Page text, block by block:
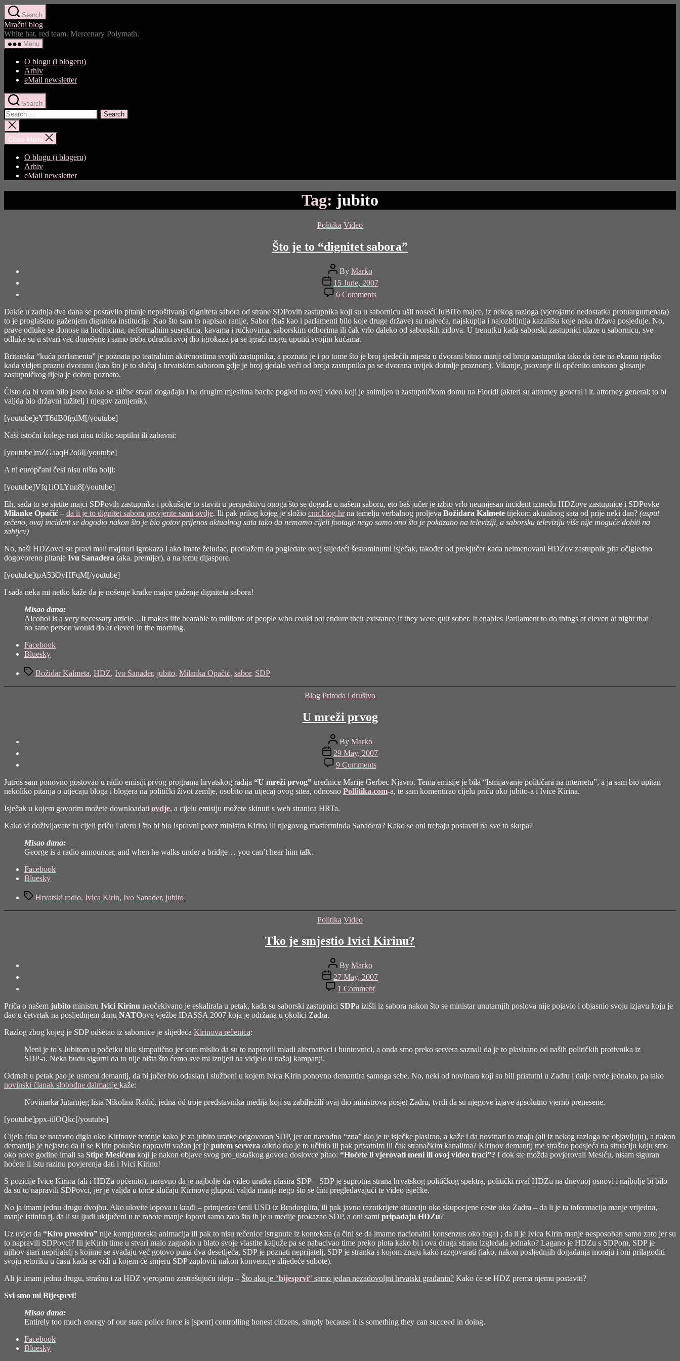
Skip
to
the
content
Search
Mračni blog
White hat, red team. Mercenary Polymath.
Menu
O blogu (i blogeru)
Arhiv
eMail newsletter
Search
Search
for:
Close
search
Close Menu
O blogu (i blogeru)
Arhiv
eMail newsletter
Tag: jubito
Categories
Politika Video
Što je to “dignitet sabora”
Post
author
By Marko
Post
date
15 June, 2007
6 Commentson
Što
je
to
“dignitet
Dakle u zadnja dva dana se postavilo pitanje nepoštivanja digniteta sabora od strane SDPovih zastupnika koji su u sabornicu ušli noseći JuBiTo majce, iz nekog razloga (vjerojatno nedostatka protuargumenata)
to je proglašeno gaženjem digniteta institucije. Kao što sam to napisao ranije, Sabor (baš kao i parlamenti bilo koje druge države) su najveća, najskuplja i najozbiljnija kazališta koje neka država posjeduje. No,
prave odluke se donose na hodnicima, neformalnim susretima, kavama i ručkovima, saborskim odborima ili čak vrlo daleko od saborskih zidova. U trenutku kada saborski zastupnici ulaze u sabornicu, sve
odluke su u stvari već donešene i samo treba odraditi svoj dio igrokaza pa se igrači mogu uputiti svojim kućama.
Britanska “kuća parlamenta” je poznata po teatralnim aktivnostima svojih zastupnika, a poznata je i po tome što je broj sjedećih mjesta u dvorani bitno manji od broja zastupnika tako da ćete na ekranu rijetko
kada vidjeti praznu dvoranu (kao što je to slučaj s hrvatskim saborom gdje je broj sjedala veći od broja zastupnika pa se dvorana uvijek doimlje praznom). Vikanje, psovanje ili općenito unisono glasanje
zastupničkog tijela je dobro poznato.
Čisto da bi vam bilo jasno kako se slične stvari događaju i na drugim mjestima bacite pogled na ovaj video koji je snimljen u zastupničkom domu na Floridi (akteri su attorney general i lt. attorney general; to bi
valjda bio državni tužitelj i njegov zamjenik).
[youtube]eYT6dB0fgdM[/youtube]
Naši istočni kolege rusi nisu toliko suptilni ili zabavni:
[youtube]mZGaaqH2o6I[/youtube]
A ni europčani česi nisu ništa bolji:
[youtube]Vfq1iOLYnn8[/youtube]
Eh, sada to se sjetite majci SDPovih zastupnika i pokušajte to staviti u perspektivu onoga što se događa u našem saboru, eto baš jučer je izbio vrlo neumjesan incident između HDZove zastupnice i SDPovke
Milanke Opačić – da li je to dignitet sabora provjerite sami ovdje. Ili pak prilog kojeg je složio cnn.blog.hrna temelju verbalnog proljeva Božidara Kalmete tijekom aktualnog sata od prije neki dan? (usput
rečeno, ovaj incident se dogodio nakon što je bio gotov prijenos aktualnog sata tako da nemamo cijeli footage nego samo ono što je pokazano na televiziji, a saborsku televiziju više nije moguće dobiti na
zahtjev)
No, naši HDZovci su pravi mali majstori igrokaza i ako imate želudac, predlažem da pogledate ovaj slijedeći šestominutni isječak, također od prekjučer kada neimenovani HDZov zastupnik pita očigledno
dogovoreno pitanje Ivu Sanadera (aka. premijer), a na temu dijaspore.
[youtube]tpA53OyHFqM[/youtube]
I sada neka mi netko kaže da je nošenje kratke majce gaženje digniteta sabora!
Misao dana:
Alcohol is a very necessary article…It makes life bearable to millions of people who could not endure their existance if they were quit sober. It enables Parliament to do things at eleven at night that
no sane person would do at eleven in the morning.
Share
"Što
to
Facebook
Bluesky
TagsBožidar Kalmeta, HDZ, Ivo Sanader, jubito, Milanka Opačić, sabor, SDP
Categories
Blog Priroda i društvo
U mreži prvog
Post
author
By Marko
Post
date
29 May, 2007
9 Commentson
U
mreži
prvog
Jutros sam ponovno gostovao u radio emisiji prvog programa hrvatskog radija “U mreži prvog” urednice Marije Gerbec Njavro. Tema emisije je bila “Ismijavanje političara na internetu”, a ja sam bio upitan
nekoliko pitanja o utjecaju bloga i blogera na politički život zemlje, osobito na utjecaj ovog sitea, odnosno Pollitika.com-a, te sam komentirao cijelu priču oko jubito-a i Ivice Kirina.
Isječak u kojem govorim možete downloadati ovdje, a cijelu emisiju možete skinuti s web stranica HRTa.
Kako vi doživljavate tu cijeli priču i aferu i što bi bio ispravni potez ministra Kirina ili njegovog masterminda Sanadera? Kako se oni trebaju postaviti na sve to skupa?
Misao dana:
George is a radio announcer, and when he walks under a bridge… you can’t hear him talk.
Share
prvog"
Facebook
Bluesky
TagsHrvatski radio, Ivica Kirin, Ivo Sanader, jubito
Categories
Politika Video
Tko je smjestio Ivici Kirinu?
Post
author
By Marko
Post
date
27 May, 2007
1 Commenton
Tko
je
Priča o našem jubito ministru Ivici Kirinu neočekivano je eskalirala u petak, kada su saborski zastupnici SDPa izišli iz sabora nakon što se ministar unutarnjih poslova nije pojavio i objasnio svoju izjavu koju je
dao u četvrtak na posljednjem danu NATOove vježbe IDASSA 2007 koja je održana u okolici Zadra.
Razlog zbog kojeg je SDP odšetao iz sabornice je slijedeća Kirinova rečenica:
Meni je to s Jubitom u početku bilo simpatično jer sam mislio da su to napravili mladi alternativci i buntovnici, a onda smo preko servera saznali da je to plasirano od naših političkih protivnika iz
SDP-a. Neka budu sigurni da to nije ništa što ćemo sve mi iznijeti na vidjelo u našoj kampanji.
Odmah u petak pao je usmeni demantij, da bi jučer bio odaslan i službeni u kojem Ivica Kirin ponovno demantira samoga sebe. No, neki od novinara koji su bili pristutni u Zadru i dalje tvrde jednako, pa tako
novinski članak slobodne dalmacije kaže:
Novinarka Jutarnjeg lista Nikolina Radić, jedna od troje predstavnika medija koji su zabilježili ovaj dio ministrova posjet Zadru, tvrdi da su njegove izjave apsolutno vjerno prenesene.
[youtube]ppx-iilOQkc[/youtube]
Cijela frka se naravno digla oko Kirinove tvrdnje kako je za jubito uratke odgovoran SDP, jer on navodno “zna” tko je te isječke plasirao, a kaže i da novinari to znaju (ali iz nekog razloga ne objavljuju), a nakon
demantija je nejasno da li se Kirin pokušao napraviti važan jer je putem servera otkrio tko je to učinio ili pak privatnim ili čak stranačkim kanalima? Kirinov demantij me strašno podsjeća na situaciju koju smo
oko nove godine imali sa Stipe Mesićem koji je nakon objave svog pro_ustaškog govora doslovce pitao: “Hoćete li vjerovati meni ili ovoj video traci”? I dok ste možda povjerovali Mesiću, nisam siguran
hoćete li istu razinu povjerenja dati i Ivici Kirinu!
S pozicije Ivice Kirina (ali i HDZa općenito), naravno da je najbolje da video uratke plasira SDP – SDP je suprotna strana hrvatskog političkog spektra, politički rival HDZu na dnevnoj osnovi i najbolje bi bilo
da su to napravili SDPovci, jer je valjda u tome slučaju Kirinova glupost valjda manja nego što se čini pregledavajući te video isječke.
No ja imam jednu drugu dvojbu. Ako ulovite lopova u krađi – primjerice 6mil USD iz Brodosplita, ili pak javno razotkrijete situaciju oko skupocjene ceste oko Zadra – da li je ta informacija manje vrijedna,
manje istinita tj. da li su ljudi uključeni u te rabote manje lopovi samo zato što ih je u medije prokazao SDP, a oni sami pripadaju HDZu?
Uz uvjet da “Kiro prosviro” nije kompjutorska animacija ili pak to nisu rečenice istrgnute iz konteksta (a čini se da imamo nacionalni konsenzus oko toga) ; da li je Ivica Kirin manje nesposoban samo zato jer su
to napravili SDPovci? Ili jeKirin time u stvari malo zagrabio u blato svoje vlastite kaljuže pa se nabacivao time preko plota kako bi i ova druga strana izgledala jednako? Lagano je HDZu s SDPom, SDP je
njihov stari neprijatelj s kojime se svađaju već gotovo puna dva desetljeća, SDP je poznati neprijatelj, SDP je stranka s kojom znaju kako razgovarati (iako, nakon posljednjih događanja moraju i oni prilagoditi
svoju retoriku u času kada se vidi u kojem će smjeru SDP zaploviti nakon konvencije slijedeće subote).
Ali ja imam jednu drugu, strašnu i za HDZ vjerojatno zastrašujuću ideju – Što ako je “bijesprvi“ samo jedan nezadovoljni hrvatski građanin? Kako će se HDZ prema njemu postaviti?
Svi smo mi Bijesprvi!
Misao dana:
Entirely too much energy of our state police force is [spent] controlling honest citizens, simply because it is something they can succeed in doing.
Share
Facebook
Bluesky